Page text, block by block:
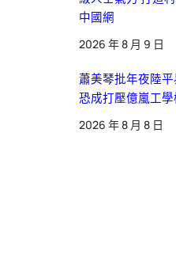
中國網
2026 年 8 月 9 日
蕭美琴批年夜陸平
恐成打壓億嵐工
2026 年 8 月 8 日